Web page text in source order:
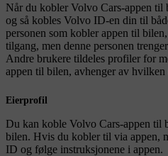
Når du kobler Volvo Cars-appen
og så kobles Volvo ID-en din til
personen som kobler appen til
tilgang, men denne personen
Andre brukere tildeles profiler for
appen til bilen, avhenger av
Eierprofil
Du kan koble Volvo Cars-appen til
bilen. Hvis du kobler til via appen,
ID og følge instruksjonene i appen.